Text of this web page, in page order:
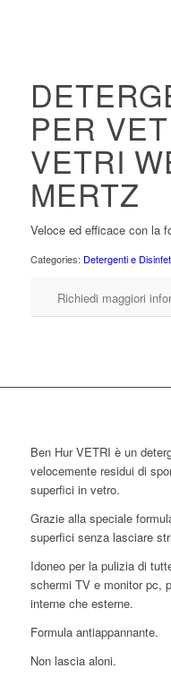
PER
VETRI
MERTZ
Veloce ed efficace con la
Categories: Detergenti e
Richiedi maggiori
Ben Hur VETRI è un
velocemente residui di
superfici in vetro.
Grazie alla speciale
superfici senza lasciare
Idoneo per la pulizia di
schermi TV e monitor pc,
interne che esterne.
Formula antiappannante.
Non lascia aloni.